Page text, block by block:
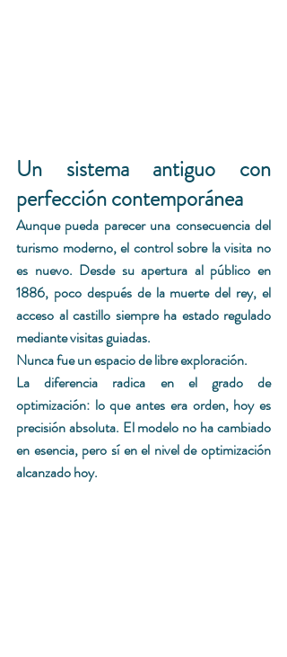
Un sistema antiguo con
perfección contemporánea
Aunque pueda parecer una consecuencia del
turismo moderno, el control sobre la visita no
es nuevo. Desde su apertura al público en
1886, poco después de la muerte del rey, el
acceso al castillo siempre ha estado regulado
mediante visitas guiadas.
Nunca fue un espacio de libre exploración.
La diferencia radica en el grado de
optimización: lo que antes era orden, hoy es
precisión absoluta. El modelo no ha cambiado
en esencia, pero sí en el nivel de optimización
alcanzado hoy.